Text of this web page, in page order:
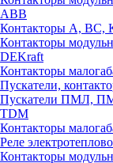
ABB
Контакторы А, ВС,
Контакторы
DEKraft
Контакторы
Пускатели,
Пускатели ПМЛ,
TDM
Контакторы
Реле
Контакторы